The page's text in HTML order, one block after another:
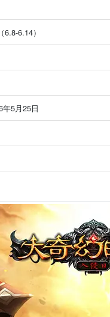
6.14）
5月25日